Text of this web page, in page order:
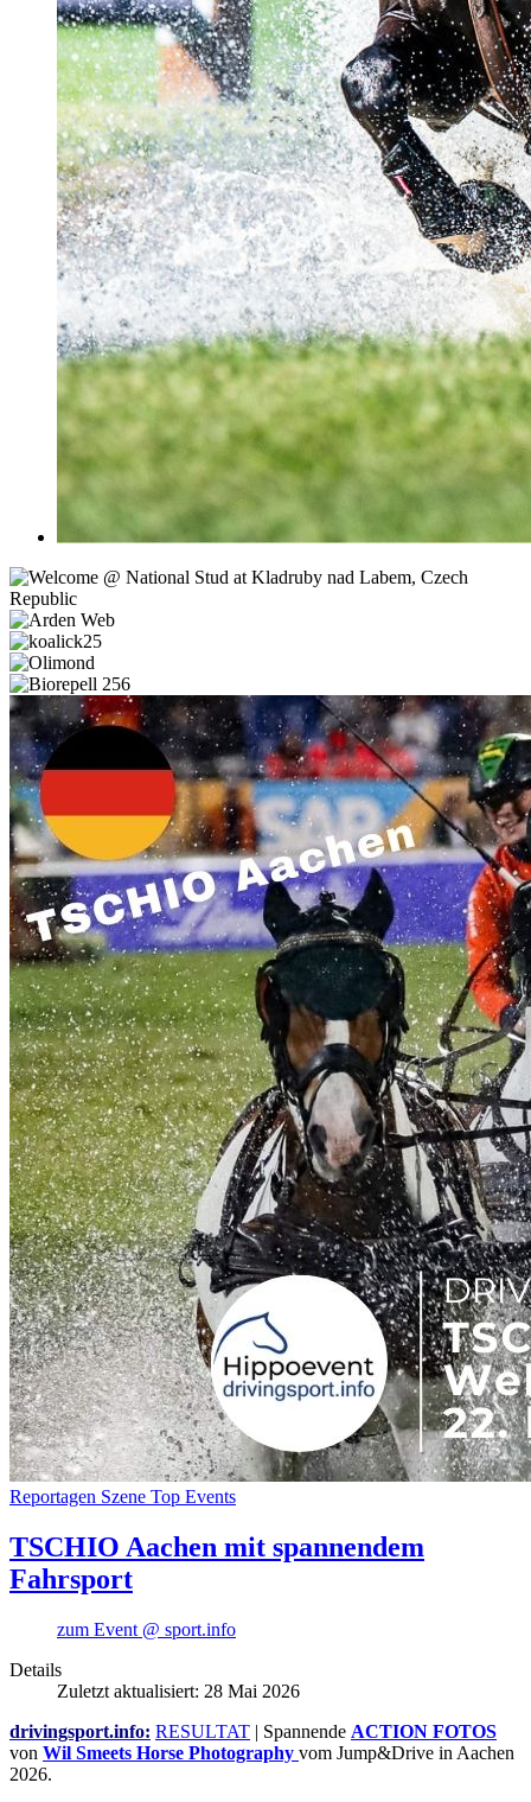
Reportagen Szene Top Events
TSCHIO Aachen mit spannendem
Fahrsport
zum Event @ sport.info
Details
Zuletzt aktualisiert: 28 Mai 2026
drivingsport.info: RESULTAT | Spannende ACTION FOTOS
von Wil Smeets Horse Photography vom Jump&Drive in Aachen
2026.